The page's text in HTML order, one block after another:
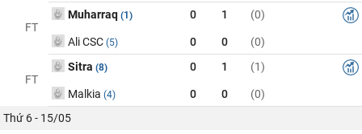
FT
Muharraq (1) 0 1 (0)
Ali CSC (5) 0 0 (0)
FT
Sitra (8) 0 1 (1)
Malkia (4) 0 0
(0)
Thứ 6 - 15/05